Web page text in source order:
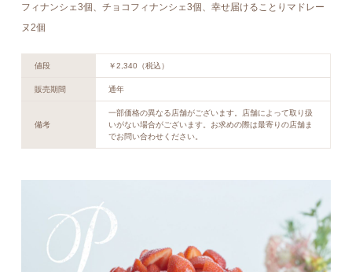
フィナンシェ3個、チョコフィナンシェ3個、幸せ届けることりマドレー
ヌ2個
値段 ￥2,340（税込）
販売期間 通年
備考
一部価格の異なる店舗がございます。店舗によって取り扱
いがない場合がございます。お求めの際は最寄りの店舗ま
でお問い合わせください。